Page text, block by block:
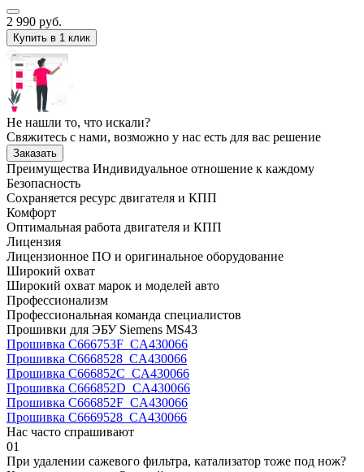
2 990 руб.
Купить в 1 клик
Не нашли то, что искали?
Свяжитесь с нами, возможно у нас есть для вас решение
Заказать
Преимущества Индивидуальное отношение к каждому
Безопасность
Сохраняется ресурс двигателя и КПП
Комфорт
Оптимальная работа двигателя и КПП
Лицензия
Лицензионное ПО и оригинальное оборудование
Широкий охват
Широкий охват марок и моделей авто
Профессионализм
Профессиональная команда специалистов
Прошивки для ЭБУ Siemens MS43
Прошивка C666753F_CA430066
Прошивка C6668528_CA430066
Прошивка C666852C_CA430066
Прошивка C666852D_CA430066
Прошивка C666852F_CA430066
Прошивка C6669528_CA430066
Нас часто спрашивают
01
При удалении сажевого фильтра, катализатор тоже под нож?